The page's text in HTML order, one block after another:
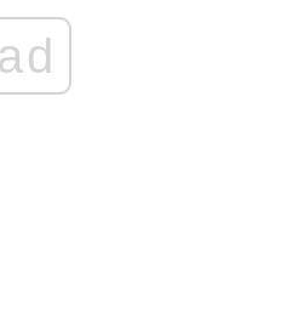
ad